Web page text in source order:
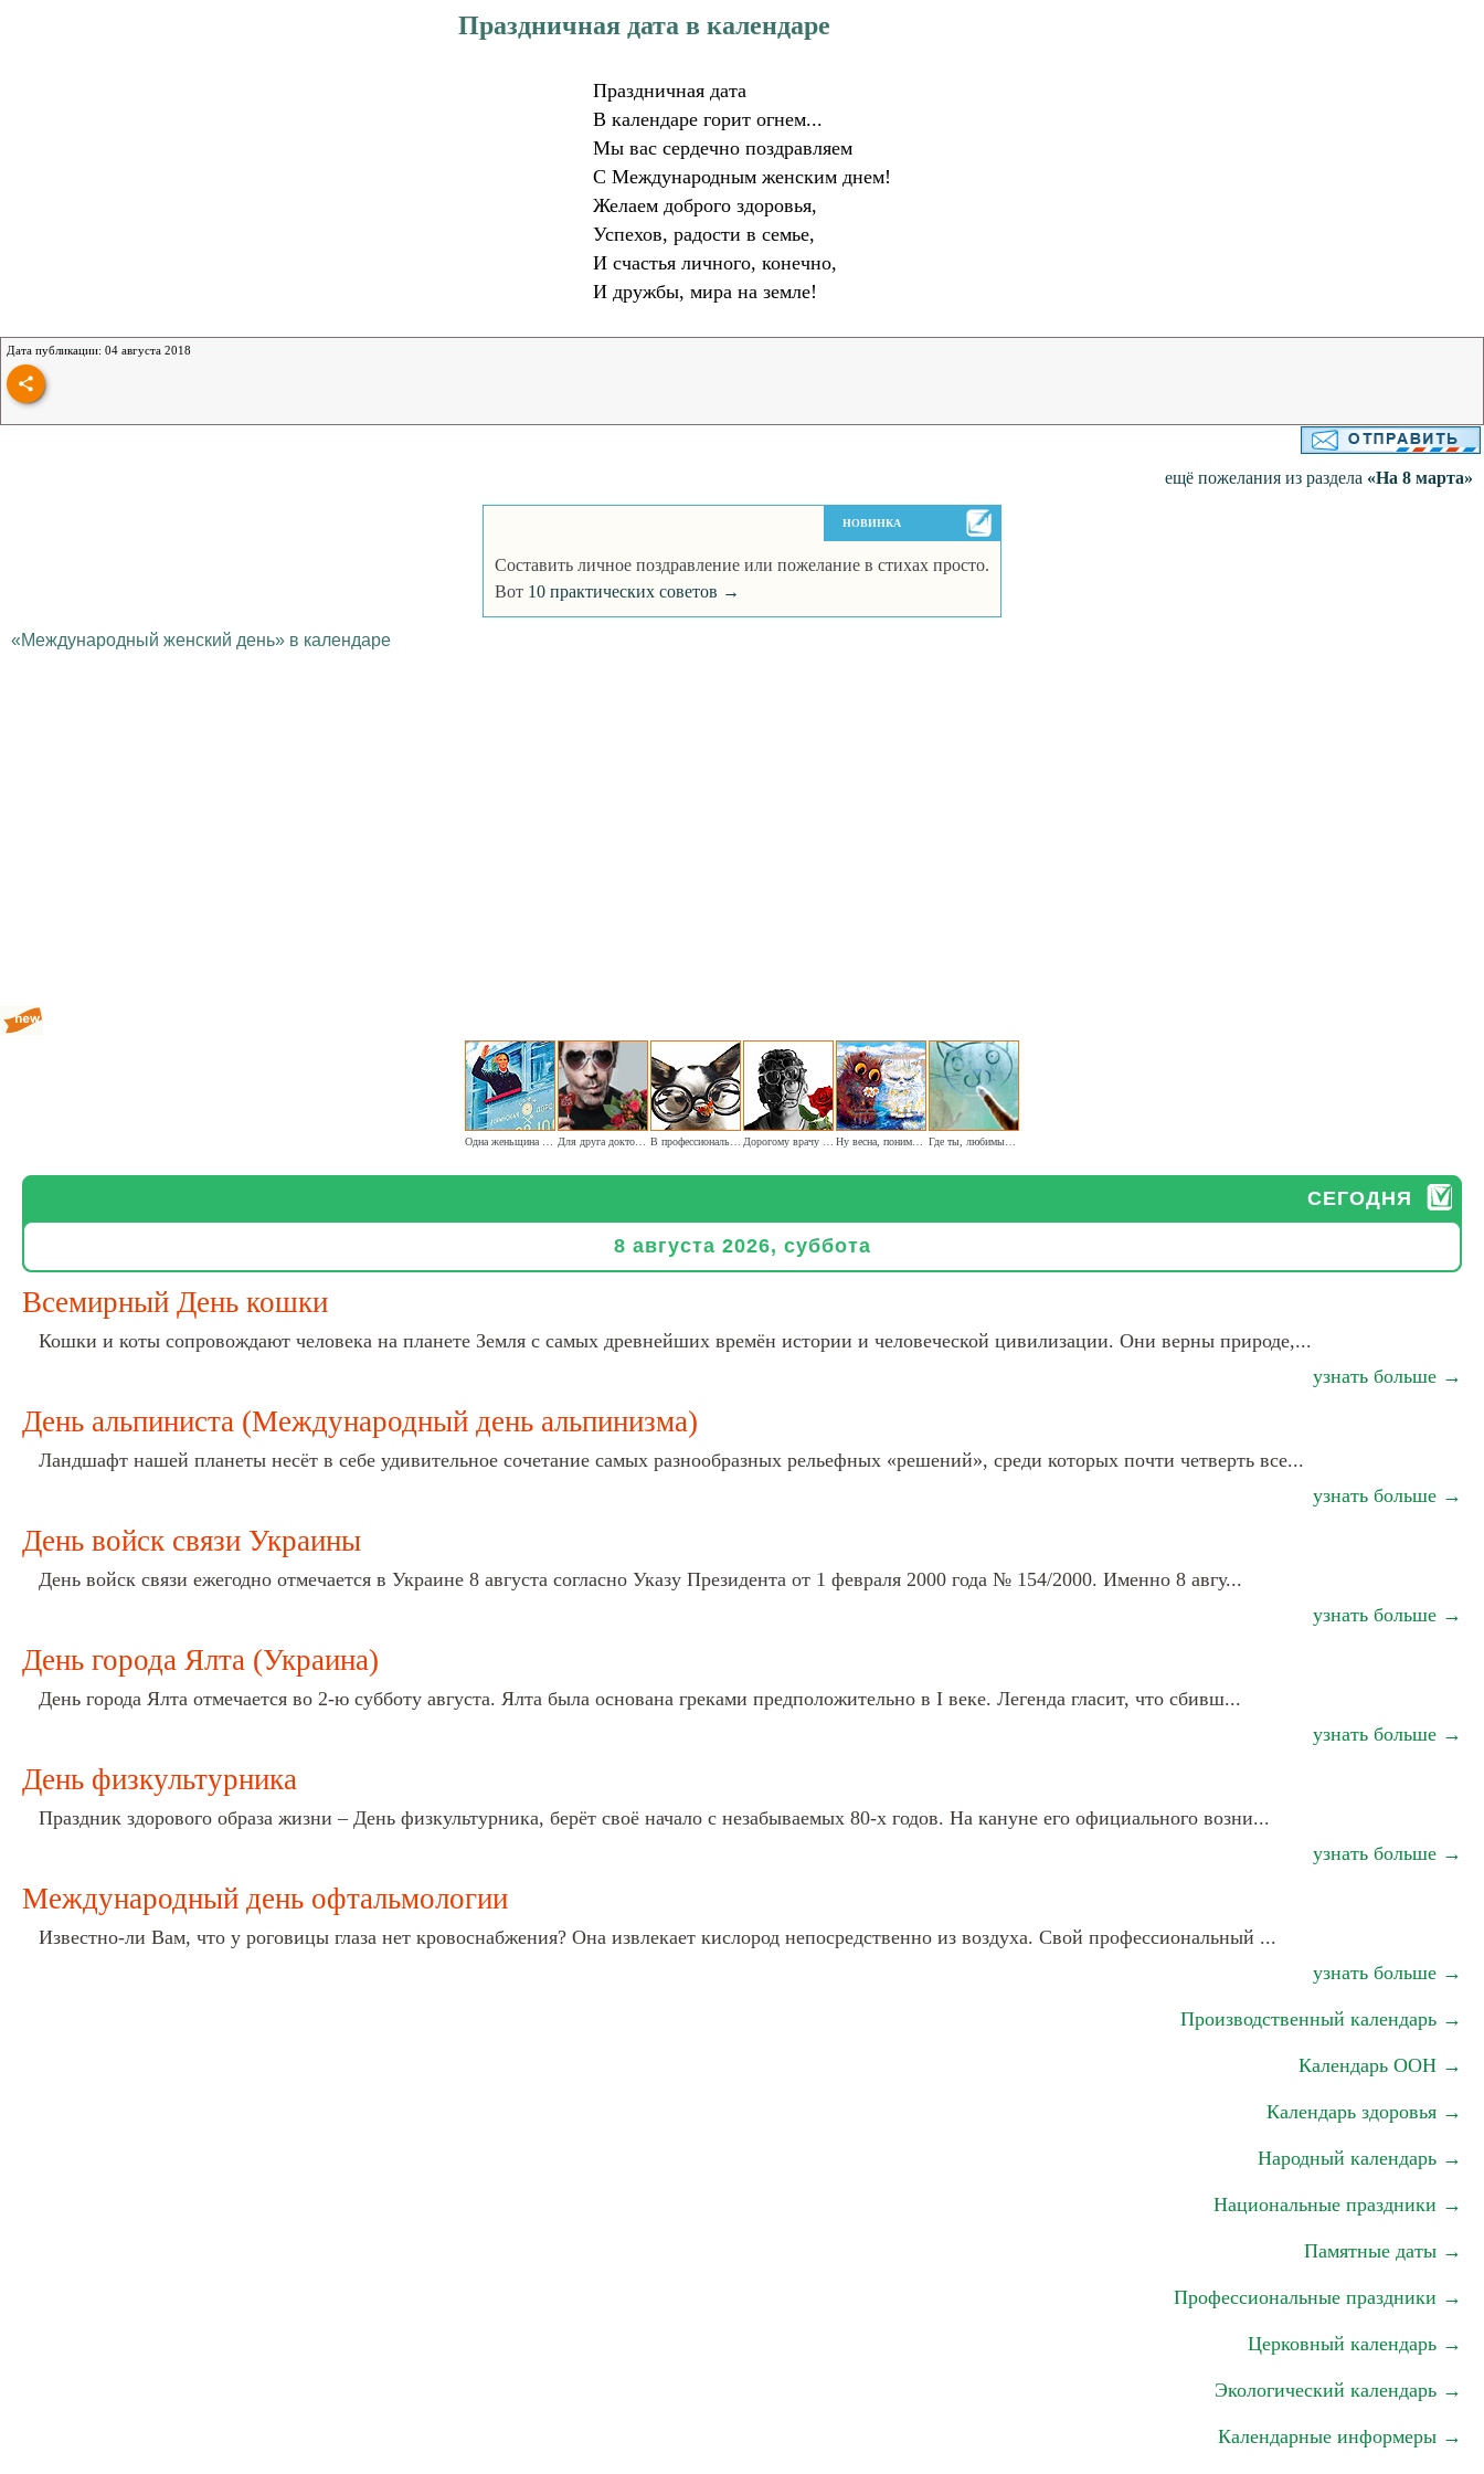
Праздничная дата в календаре
Праздничная дата
В календаре горит огнем...
Мы вас сердечно поздравляем
С Международным женским днем!
Желаем доброго здоровья,
Успехов, радости в семье,
И счастья личного, конечно,
И дружбы, мира на земле!
Дата публикации: 04 августа 2018
ещё пожелания из раздела «На 8 марта»
НОВИНКА
Составить личное поздравление или пожелание в стихах просто.
Вот 10 практических советов →
«Международный женский день» в календаре
СЕГОДНЯ
8 августа 2026, суббота
Всемирный День кошки
Кошки и коты сопровождают человека на планете Земля с самых древнейших времён истории и человеческой цивилизации. Они верны природе,...
узнать больше →
День альпиниста (Международный день альпинизма)
Ландшафт нашей планеты несёт в себе удивительное сочетание самых разнообразных рельефных «решений», среди которых почти четверть все...
узнать больше →
День войск связи Украины
День войск связи ежегодно отмечается в Украине 8 августа согласно Указу Президента от 1 февраля 2000 года № 154/2000. Именно 8 авгу...
узнать больше →
День города Ялта (Украина)
День города Ялта отмечается во 2-ю субботу августа. Ялта была основана греками предположительно в I веке. Легенда гласит, что сбивш...
узнать больше →
День физкультурника
Праздник здорового образа жизни – День физкультурника, берёт своё начало с незабываемых 80-х годов. На кануне его официального возни...
узнать больше →
Международный день офтальмологии
Известно-ли Вам, что у роговицы глаза нет кровоснабжения? Она извлекает кислород непосредственно из воздуха. Свой профессиональный ...
узнать больше →
Производственный календарь →
Календарь ООН →
Календарь здоровья →
Народный календарь →
Национальные праздники →
Памятные даты →
Профессиональные праздники →
Церковный календарь →
Экологический календарь →
Календарные информеры →